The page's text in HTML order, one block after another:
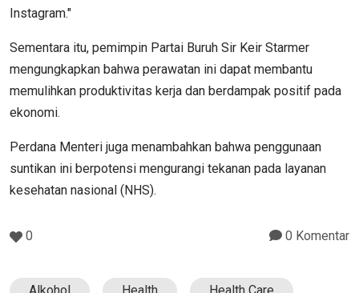
Instagram."
Sementara itu, pemimpin Partai Buruh Sir Keir Starmer
mengungkapkan bahwa perawatan ini dapat membantu
memulihkan produktivitas kerja dan berdampak positif pada
ekonomi.
Perdana Menteri juga menambahkan bahwa penggunaan
suntikan ini berpotensi mengurangi tekanan pada layanan
kesehatan nasional (NHS).
0 0 Komentar